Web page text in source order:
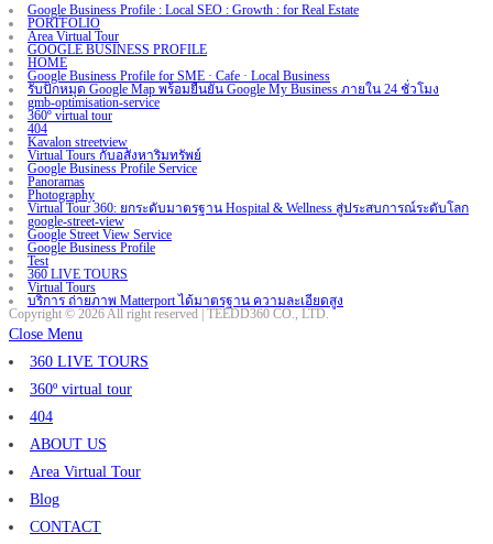
Google Business Profile : Local SEO : Growth : for Real Estate
PORTFOLIO
Area Virtual Tour
GOOGLE BUSINESS PROFILE
HOME
Google Business Profile for SME · Cafe · Local Business
รับปักหมุด Google Map พร้อมยืนยัน Google My Business ภายใน 24 ชั่วโมง
gmb-optimisation-service
360º virtual tour
404
Kavalon streetview
Virtual Tours กับอสังหาริมทรัพย์
Google Business Profile Service
Panoramas
Photography
Virtual Tour 360: ยกระดับมาตรฐาน Hospital & Wellness สู่ประสบการณ์ระดับโลก
google-street-view
Google Street View Service
Google Business Profile
Test
360 LIVE TOURS
Virtual Tours
บริการ ถ่ายภาพ Matterport ได้มาตรฐาน ความละเอียดสูง
Copyright © 2026 All right reserved | TEEDD360 CO., LTD.
Close Menu
360 LIVE TOURS
360º virtual tour
404
ABOUT US
Area Virtual Tour
Blog
CONTACT